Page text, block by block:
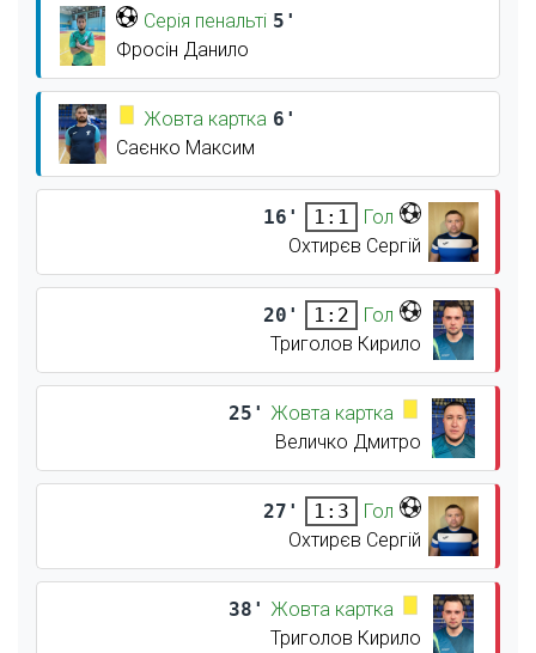
Серія пенальті 5'
Фросін Данило
Жовта картка 6'
Саєнко Максим
16' 1:1
Гол
Охтирєв Сергій
20' 1:2
Гол
Триголов Кирило
25' Жовта картка
Величко Дмитро
27' 1:3
Гол
Охтирєв Сергій
38' Жовта картка
Триголов Кирило